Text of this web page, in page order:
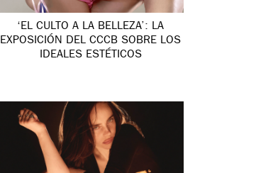
‘EL CULTO A LA BELLEZA’: LA
EXPOSICIÓN DEL CCCB SOBRE LOS
IDEALES ESTÉTICOS